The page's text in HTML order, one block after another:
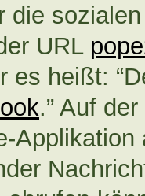
die
URL
es heißt:
.” Auf